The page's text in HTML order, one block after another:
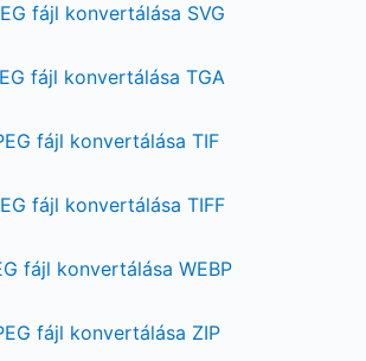
fájl konvertálása SVG
fájl konvertálása TGA
fájl konvertálása TIF
fájl konvertálása TIFF
fájl konvertálása WEBP
fájl konvertálása ZIP